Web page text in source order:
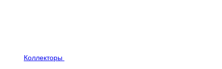
Коллекторы